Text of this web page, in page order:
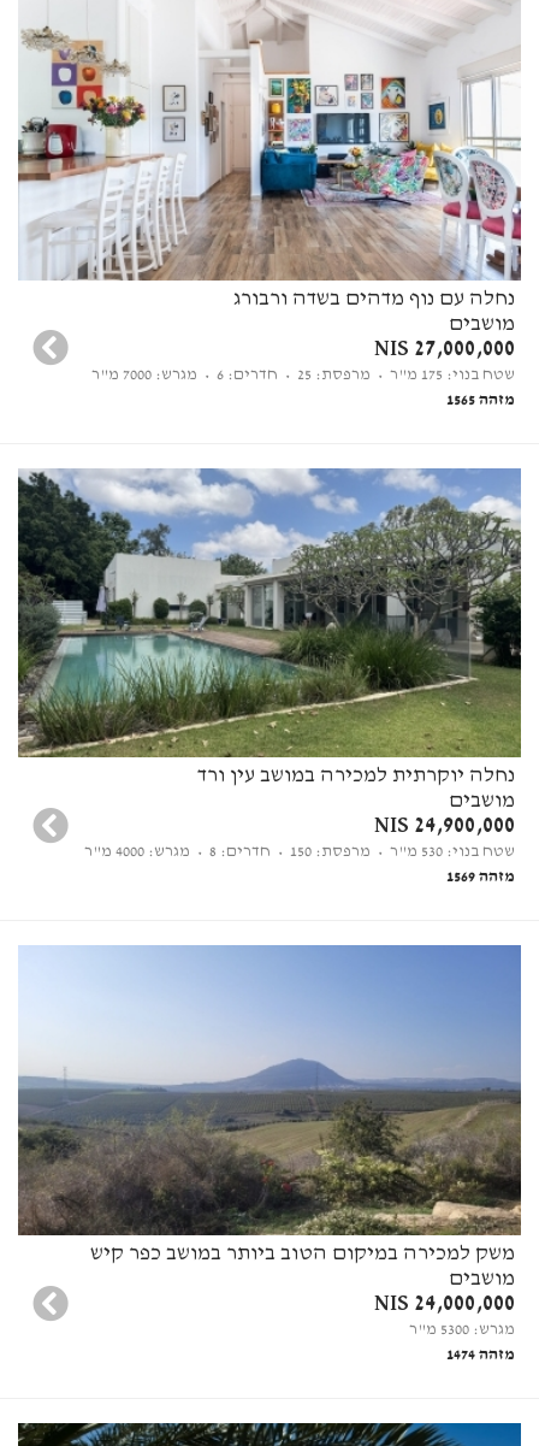
נחלה עם נוף מדהים בשדה ורבורג
מושבים
27,000,000 NIS
שטח בנוי: 175 מ"ר • מרפסת: 25 • חדרים: 6
• מגרש: 7000 מ"ר
מזהה 1565
נחלה יוקרתית למכירה במושב עין ורד
מושבים
24,900,000 NIS
שטח בנוי: 530 מ"ר • מרפסת: 150 • חדרים: 8
• מגרש: 4000 מ"ר
מזהה 1569
משק למכירה במיקום הטוב ביותר במושב כפר קיש
מושבים
24,000,000 NIS
מגרש: 5300 מ"ר
מזהה 1474